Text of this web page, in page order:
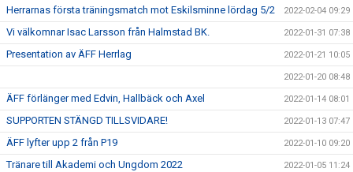
Herrarnas första träningsmatch mot Eskilsminne lördag 5/2 2022-02-04 09:29
Vi välkomnar Isac Larsson från Halmstad BK. 2022-01-31 07:38
Presentation av ÄFF Herrlag 2022-01-21 10:05
2022-01-20 08:48
ÄFF förlänger med Edvin, Hallbäck och Axel 2022-01-14 08:01
SUPPORTEN STÄNGD TILLSVIDARE! 2022-01-13 07:47
ÄFF lyfter upp 2 från P19 2022-01-10 09:20
Tränare till Akademi och Ungdom 2022 2022-01-05 11:24